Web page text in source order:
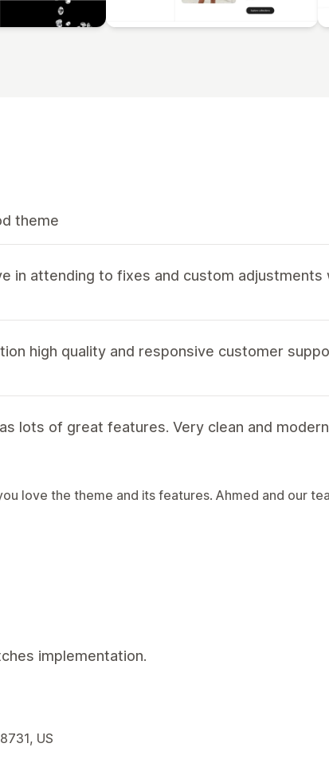
theme
in attending to fixes and custom adjustments
high quality and responsive customer
lots of great features. Very clean and
love the theme and its features. Ahmed and our
implementation.
US